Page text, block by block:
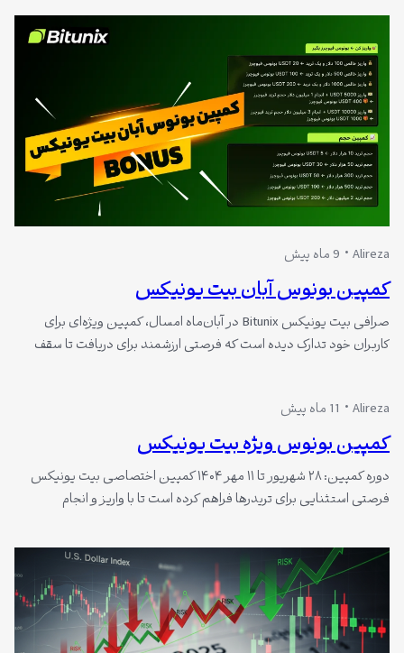
این بونوس‌ها بدون هیچ‌گونه محدودیت در جفت‌ارز، تعداد معامله و
Alireza 9 ماه پیش
کمپین بونوس آبان بیت‌ یونیکس
صرافی بیت‌ یونیکس Bitunix در آبان‌ماه امسال، کمپین ویژه‌ای برای
کاربران خود تدارک دیده است که فرصتی ارزشمند برای دریافت تا سقف
کاربران می‌توانند با واریز وجه و انجام معاملات در بخش فیوچرز،…
Alireza 11 ماه پیش
کمپین بونوس ویژه بیت یونیکس
دوره کمپین: ۲۸ شهریور تا ۱۱ مهر ۱۴۰۴ کمپین اختصاصی بیت یونیکس
فرصتی استثنایی برای تریدرها فراهم کرده است تا با واریز و انجام
واریز و معامله» و «پاداش حجم معاملات» است که در ادامه به‌طور کامل
توضیح داده می‌شود. پاداش واریز و معامله…